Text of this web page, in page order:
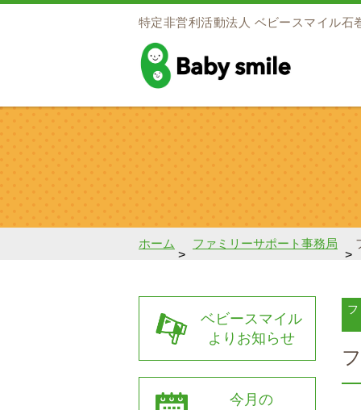
特定非営利活動法人 ベビースマイル石
ホーム
>
ファミリーサポート事務局
>
ベビースマイル
よりお知らせ
今月の